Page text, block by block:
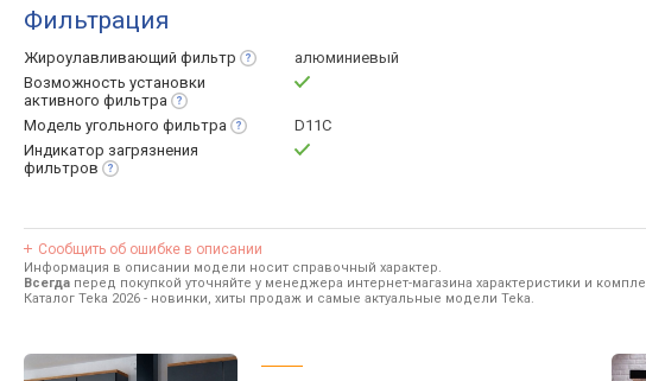
Фильтрация
Жироулавливающий фильтр
алюминиевый
Возможность установки
активного фильтра
Модель угольного фильтра
D11C
Индикатор загрязнения
фильтров
Сообщить об ошибке в описании
Информация в описании модели носит справочный характер.
Всегда перед покупкой уточняйте у менеджера интернет-магазина характеристики и
Каталог Teka 2026 - новинки, хиты продаж и самые актуальные модели Teka.